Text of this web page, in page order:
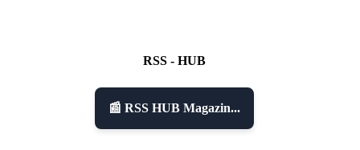
RSS - HUB
📰 RSS HUB Magazin...